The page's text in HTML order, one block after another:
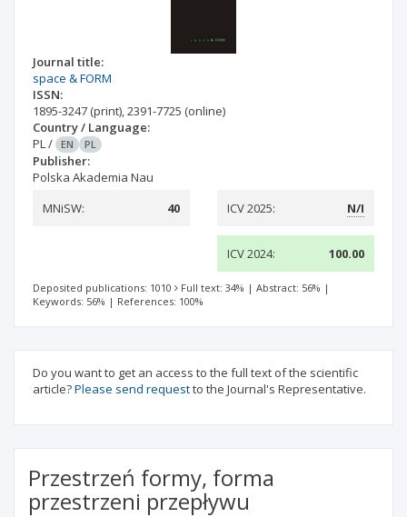
Journal title:
space & FORM
ISSN:
1895-3247 (print),2391-7725 (online)
Country / Language:
PL/ EN PL
Publisher:
Polska Akademia Nau
MNiSW:
40 ICV 2025: N/I
ICV 2024: 100.00
Deposited publications: 1010 Full text: 34% | Abstract: 56% |
Keywords: 56% | References: 100%
Do you want to get an access to the full text of the scientific
article?Please send requestto the Journal's Representative.
Przestrzeń formy, forma
przestrzeni przepływu